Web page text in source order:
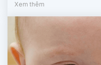
Xem thêm